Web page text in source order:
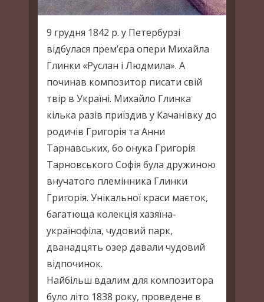
9 грудня 1842 р. у Петербурзі
відбулася прем’єра опери Михайла
Глинки «Руслан і Людмила». А
починав композитор писати свій
твір в Україні. Михайло Глинка
кілька разів приїздив у Качанівку до
родичів Григорія та Анни
Тарнавських, бо онука Григорія
Тарновського Софія була дружиною
внучатого племінника Глинки
Григорія. Унікальної краси маєток,
багатюща колекція хазяїна-
українофіла, чудовий парк,
дванадцять озер давали чудовий
відпочинок.
Найбільш вдалим для композитора
було літо 1838 року, проведене в